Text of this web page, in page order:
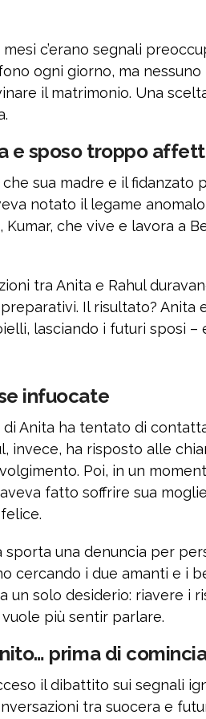
c’erano segnali
ogni giorno, ma
il matrimonio. Una
e sposo troppo
sua madre e il fidanzato
notato il legame
che vive e lavora a
tra Anita e Rahul
Il risultato? Anita
lasciando i futuri sposi
infuocate
Anita ha tentato di
invece, ha risposto alle
Poi, in un
fatto soffrire sua
una denuncia per
cercando i due amanti e i
un solo desiderio: riavere i
vuole più sentir parlare.
prima di
il dibattito sui segnali
tra suocera e